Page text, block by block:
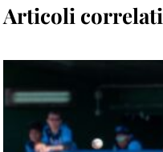
Articoli correlati